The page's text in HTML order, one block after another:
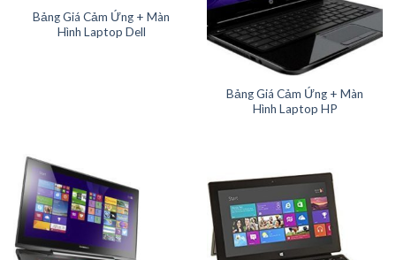
Bảng Giá Cảm Ứng + Màn
Hình Laptop Dell
Bảng Giá Cảm Ứng + Màn
Hình Laptop HP